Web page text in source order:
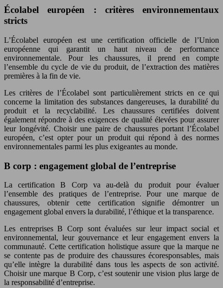
Écolabel européen : critères environnementaux
stricts
L’Écolabel européen est une certification officielle de l’Union
européenne qui garantit un haut niveau de performance
environnementale. Pour les chaussures, il prend en compte
l’ensemble du cycle de vie du produit, de l’extraction des matières
premières à la fin de vie.
Les critères de l’Écolabel sont particulièrement stricts en ce qui
concerne la limitation des substances dangereuses, la durabilité du
produit et la recyclabilité. Les chaussures certifiées doivent
également répondre à des exigences de qualité élevées pour assurer
leur longévité. Choisir une paire de chaussures portant l’Écolabel
européen, c’est opter pour un produit qui répond à des normes
environnementales parmi les plus exigeantes au monde.
B corp : engagement global de l’entreprise
La certification B Corp va au-delà du produit pour évaluer
l’ensemble des pratiques de l’entreprise. Pour une marque de
chaussures, obtenir cette certification signifie démontrer un
engagement global envers la durabilité, l’éthique et la transparence.
Les entreprises B Corp sont évaluées sur leur impact social et
environnemental, leur gouvernance et leur engagement envers la
communauté. Cette certification holistique assure que la marque ne
se contente pas de produire des chaussures écoresponsables, mais
qu’elle intègre la durabilité dans tous les aspects de son activité.
Choisir une marque B Corp, c’est soutenir une vision plus large de
la responsabilité d’entreprise.